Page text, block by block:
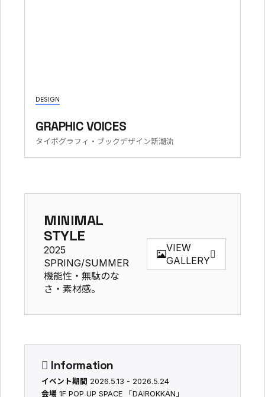
DESIGN
GRAPHIC VOICES
タイポグラフィ・ブックデザイン新潮流
MINIMAL
STYLE
2025
SPRING/SUMMER
機能性・無駄のな
さ・素材感。
VIEW
GALLERY
Information
イベント期間 2026.5.13 - 2026.5.24
会場 1F POP UP SPACE 「DAIROKKAN」